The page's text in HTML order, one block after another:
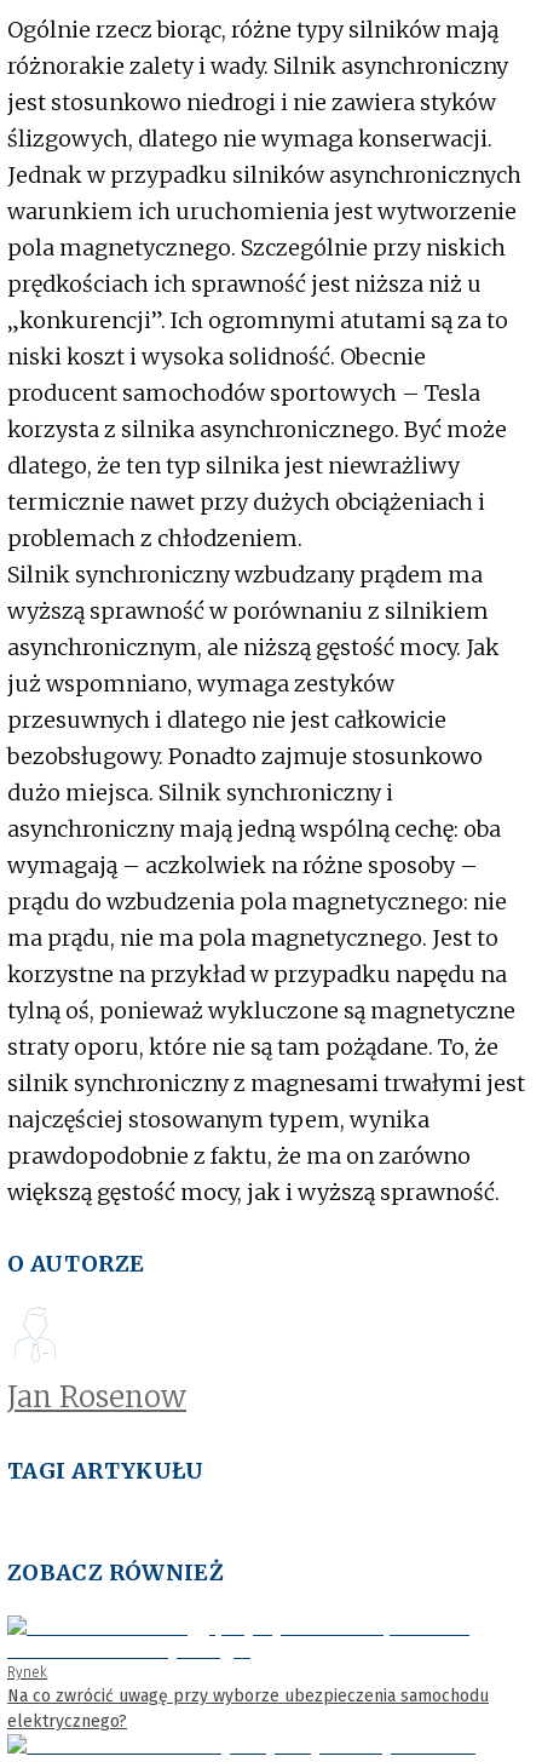
Ogólnie rzecz biorąc, różne typy silników mają
różnorakie zalety i wady. Silnik asynchroniczny
jest stosunkowo niedrogi i nie zawiera styków
ślizgowych, dlatego nie wymaga konserwacji.
Jednak w przypadku silników asynchronicznych
warunkiem ich uruchomienia jest wytworzenie
pola magnetycznego. Szczególnie przy niskich
prędkościach ich sprawność jest niższa niż u
„konkurencji”. Ich ogromnymi atutami są za to
niski koszt i wysoka solidność. Obecnie
producent samochodów sportowych – Tesla
korzysta z silnika asynchronicznego. Być może
dlatego, że ten typ silnika jest niewrażliwy
termicznie nawet przy dużych obciążeniach i
problemach z chłodzeniem.
Silnik synchroniczny wzbudzany prądem ma
wyższą sprawność w porównaniu z silnikiem
asynchronicznym, ale niższą gęstość mocy. Jak
już wspomniano, wymaga zestyków
przesuwnych i dlatego nie jest całkowicie
bezobsługowy. Ponadto zajmuje stosunkowo
dużo miejsca. Silnik synchroniczny i
asynchroniczny mają jedną wspólną cechę: oba
wymagają – aczkolwiek na różne sposoby –
prądu do wzbudzenia pola magnetycznego: nie
ma prądu, nie ma pola magnetycznego. Jest to
korzystne na przykład w przypadku napędu na
tylną oś, ponieważ wykluczone są magnetyczne
straty oporu, które nie są tam pożądane. To, że
silnik synchroniczny z magnesami trwałymi jest
najczęściej stosowanym typem, wynika
prawdopodobnie z faktu, że ma on zarówno
większą gęstość mocy, jak i wyższą sprawność.
O AUTORZE
Jan Rosenow
TAGI ARTYKUŁU
ZOBACZ RÓWNIEŻ
Rynek
Na co zwrócić uwagę przy wyborze ubezpieczenia samochodu
elektrycznego?